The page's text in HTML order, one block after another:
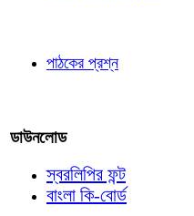
পাঠকের প্রশ্ন
ডাউনলোড
স্বরলিপির ফন্ট
বাংলা কি-বোর্ড